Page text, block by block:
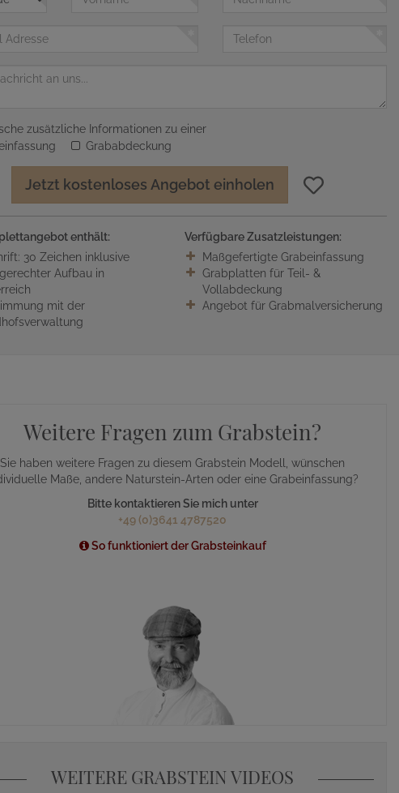
Telefon
zusätzliche Informationen zu einer
Grababdeckung
Jetzt kostenloses Angebot einholen
enthält:
30 Zeichen inklusive
Aufbau in
mit der
Verfügbare Zusatzleistungen:
Maßgefertigte Grabeinfassung
Grabplatten für Teil- &
Vollabdeckung
Angebot für Grabmalversicherung
Weitere Fragen zum Grabstein?
Sie haben weitere Fragen zu diesem Grabstein Modell, wünschen
Maße, andere Naturstein-Arten oder eine Grabeinfassung?
Bitte kontaktieren Sie mich unter
+49 (0)3641 4787520
So funktioniert der Grabsteinkauf
WEITERE GRABSTEIN VIDEOS